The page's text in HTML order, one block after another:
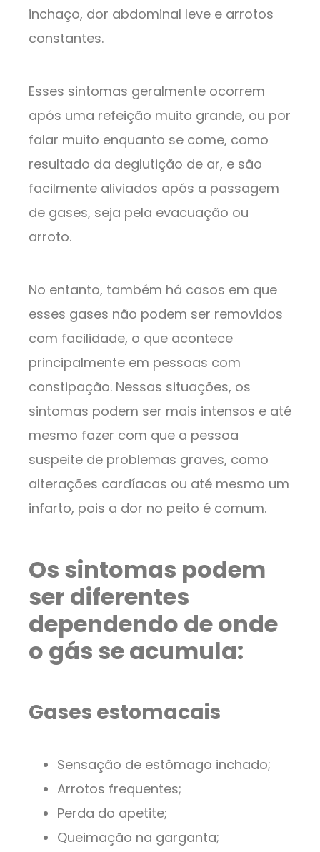
inchaço, dor abdominal leve e arrotos
constantes.
Esses sintomas geralmente ocorrem
após uma refeição muito grande, ou por
falar muito enquanto se come, como
resultado da deglutição de ar, e são
facilmente aliviados após a passagem
de gases, seja pela evacuação ou
arroto.
No entanto, também há casos em que
esses gases não podem ser removidos
com facilidade, o que acontece
principalmente em pessoas com
constipação. Nessas situações, os
sintomas podem ser mais intensos e até
mesmo fazer com que a pessoa
suspeite de problemas graves, como
alterações cardíacas ou até mesmo um
infarto, pois a dor no peito é comum.
Os sintomas podem
ser diferentes
dependendo de onde
o gás se acumula:
Gases estomacais
Sensação de estômago inchado;
Arrotos frequentes;
Perda do apetite;
Queimação na garganta;